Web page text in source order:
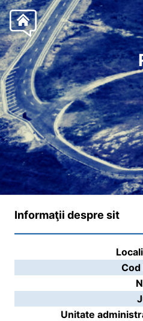
Informaţii despre sit
Cod
Unitate